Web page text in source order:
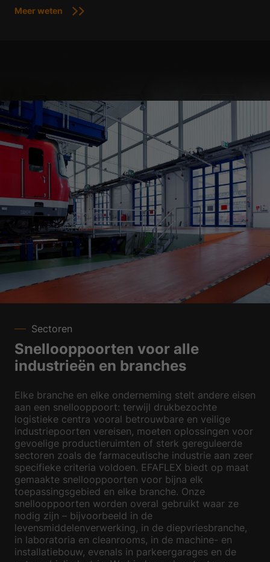
Meer weten
Sectoren
Snellooppoorten voor alle
industrieën en branches
Elke branche en elke onderneming stelt andere eisen
aan een snellooppoort: terwijl drukbezochte
logistieke centra vooral betrouwbare en veilige
industriepoorten vereisen, moeten oplossingen voor
gevoelige productieruimten of sterk gereguleerde
sectoren zoals de farmaceutische industrie aan zeer
specifieke criteria voldoen. EFAFLEX biedt op maat
gemaakte snellooppoorten voor bijna elk
toepassingsgebied en elke branche. Onze
snellooppoorten worden overal gebruikt waar ze
nodig zijn – bijvoorbeeld in de
levensmiddelenverwerking, in de diepvriesbranche,
in laboratoria en cleanrooms, in de machine- en
installatiebouw, evenals in parkeergarages en de